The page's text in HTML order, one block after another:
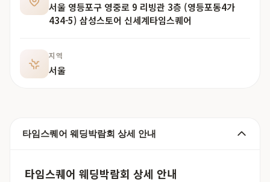
서울 영등포구 영중로 9 리빙관 3층 (영등포동4가
434-5) 삼성스토어 신세계타임스퀘어
지역
서울
타임스퀘어 웨딩박람회 상세 안내
타임스퀘어 웨딩박람회 상세 안내